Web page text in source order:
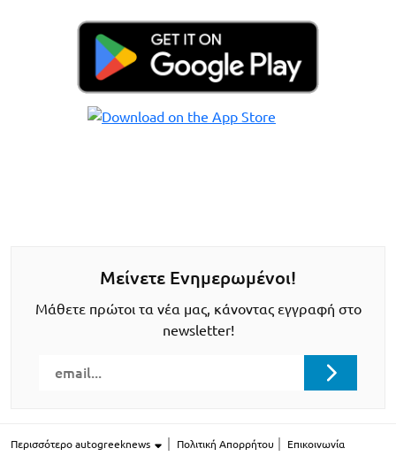
Μείνετε Ενημερωμένοι!
Μάθετε πρώτοι τα νέα μας, κάνοντας εγγραφή στο
newsletter!
Περισσότερο autogreeknews Πολιτική Απορρήτου Επικοινωνία